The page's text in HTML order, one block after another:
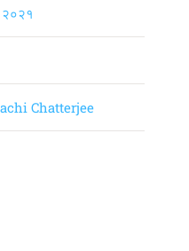
२०२१
Chatterjee